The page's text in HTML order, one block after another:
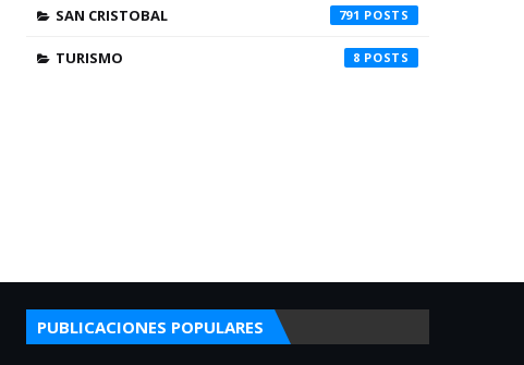
SAN CRISTOBAL 791
TURISMO 8
PUBLICACIONES POPULARES